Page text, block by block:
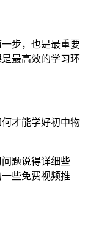
步，也是最重要
最高效的学习环
才能学好初中物
题说得详细些
些免费视频推